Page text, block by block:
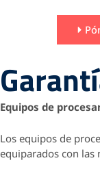
Equipos de
Los equipos de
equiparados con las